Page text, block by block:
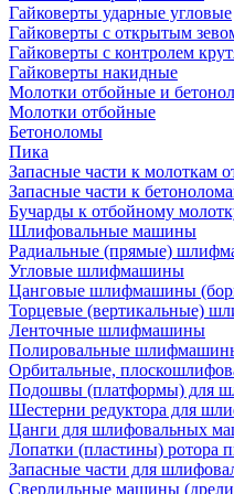
Гайковерты ударные угловые
Гайковерты с открытым
Гайковерты с контролем
Гайковерты накидные
Молотки отбойные и
Молотки отбойные
Бетоноломы
Пика
Запасные части к молоткам
Запасные части к
Бучарды к отбойному
Шлифовальные машины
Радиальные (прямые)
Угловые шлифмашины
Цанговые шлифмашины
Торцевые (вертикальные)
Ленточные шлифмашины
Полировальные
Орбитальные,
Подошвы (платформы) для
Шестерни редуктора для
Цанги для шлифовальных
Лопатки (пластины) ротора
Запасные части для
Сверлильные машины